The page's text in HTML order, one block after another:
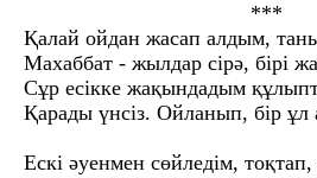
***
Қалай ойдан жасап алдым,
Маxаббат - жылдар сірә, бірі
Сұр есікке жақындадым
Қарады үнсіз. Ойланып, бір
Ескі әуенмен сөйледім, тоқтап,